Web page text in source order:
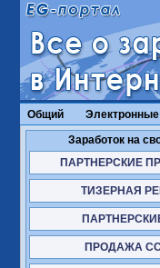
Общий Электронные
Заработок на
ПАРТНЕРСКИЕ
ТИЗЕРНАЯ
ПРОДАЖА